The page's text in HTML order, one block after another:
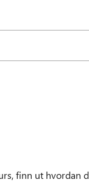
finn ut hvordan